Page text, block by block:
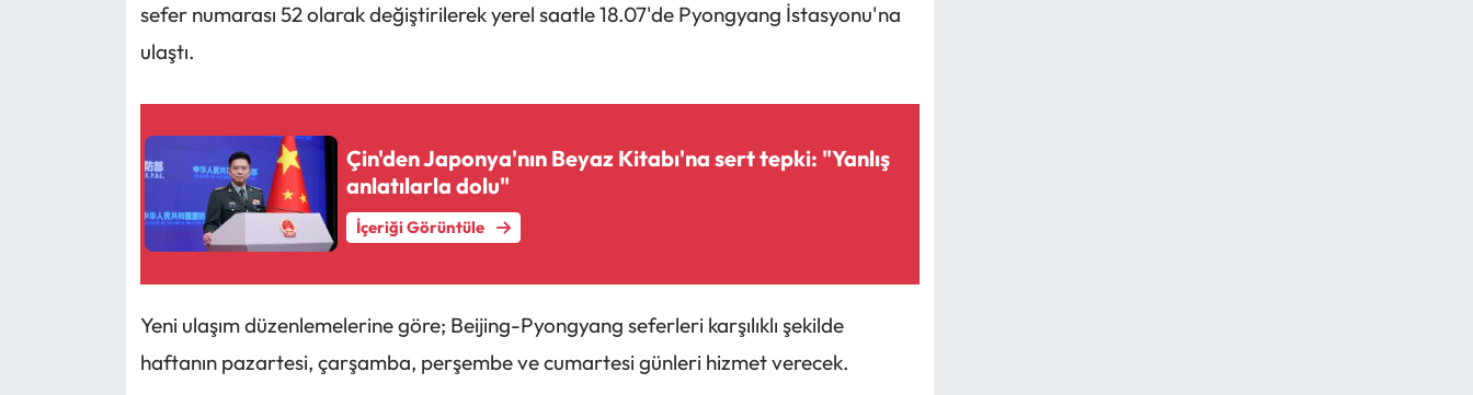
sefer numarası 52 olarak değiştirilerek yerel saatle 18.07'de Pyongyang İstasyonu'na
ulaştı.
Çin'den Japonya'nın Beyaz Kitabı'na sert tepki: "Yanlış
anlatılarla dolu"
İçeriği Görüntüle
Yeni ulaşım düzenlemelerine göre; Beijing-Pyongyang seferleri karşılıklı şekilde
haftanın pazartesi, çarşamba, perşembe ve cumartesi günleri hizmet verecek.